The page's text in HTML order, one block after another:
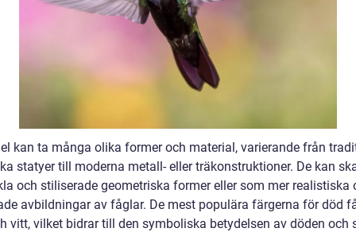
kan ta många olika former och material, varierande från
statyer till moderna metall- eller träkonstruktioner. De kan
och stiliserade geometriska former eller som mer realistiska
avbildningar av fåglar. De mest populära färgerna för död
vitt, vilket bidrar till den symboliska betydelsen av döden och